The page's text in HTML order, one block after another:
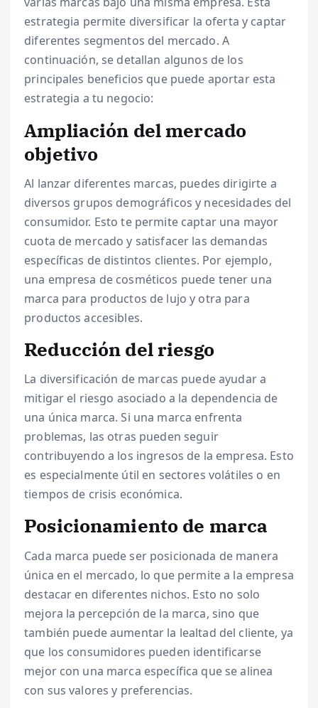
estrategia permite diversificar la oferta y captar
diferentes segmentos del mercado. A
continuación, se detallan algunos de los
principales beneficios que puede aportar esta
estrategia a tu negocio:
Ampliación del mercado
objetivo
Al lanzar diferentes marcas, puedes dirigirte a
diversos grupos demográficos y necesidades del
consumidor. Esto te permite captar una mayor
cuota de mercado y satisfacer las demandas
específicas de distintos clientes. Por ejemplo,
una empresa de cosméticos puede tener una
marca para productos de lujo y otra para
productos accesibles.
Reducción del riesgo
La diversificación de marcas puede ayudar a
mitigar el riesgo asociado a la dependencia de
una única marca. Si una marca enfrenta
problemas, las otras pueden seguir
contribuyendo a los ingresos de la empresa. Esto
es especialmente útil en sectores volátiles o en
tiempos de crisis económica.
Posicionamiento de marca
Cada marca puede ser posicionada de manera
única en el mercado, lo que permite a la empresa
destacar en diferentes nichos. Esto no solo
mejora la percepción de la marca, sino que
también puede aumentar la lealtad del cliente, ya
que los consumidores pueden identificarse
mejor con una marca específica que se alinea
con sus valores y preferencias.